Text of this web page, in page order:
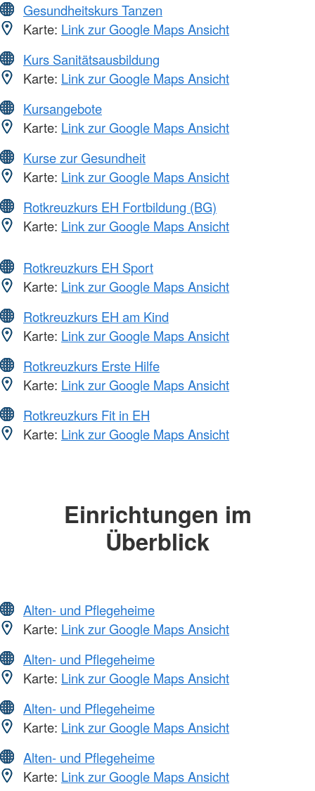
Gesundheitskurs Tanzen
Karte: Link zur Google Maps Ansicht
Kurs Sanitätsausbildung
Karte: Link zur Google Maps Ansicht
Kursangebote
Karte: Link zur Google Maps Ansicht
Kurse zur Gesundheit
Karte: Link zur Google Maps Ansicht
Rotkreuzkurs EH Fortbildung (BG)
Karte: Link zur Google Maps Ansicht
Rotkreuzkurs EH Sport
Karte: Link zur Google Maps Ansicht
Rotkreuzkurs EH am Kind
Karte: Link zur Google Maps Ansicht
Rotkreuzkurs Erste Hilfe
Karte: Link zur Google Maps Ansicht
Rotkreuzkurs Fit in EH
Karte: Link zur Google Maps Ansicht
Einrichtungen im
Überblick
Alten- und Pflegeheime
Karte: Link zur Google Maps Ansicht
Alten- und Pflegeheime
Karte: Link zur Google Maps Ansicht
Alten- und Pflegeheime
Karte: Link zur Google Maps Ansicht
Alten- und Pflegeheime
Karte: Link zur Google Maps Ansicht